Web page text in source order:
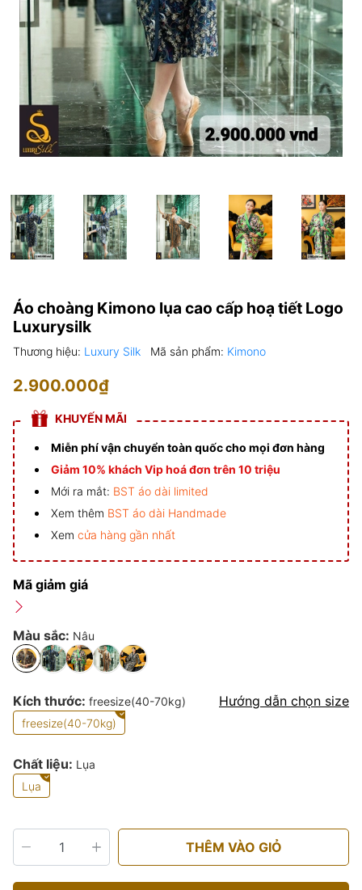
Áo choàng Kimono lụa cao cấp hoạ tiết Logo
Luxurysilk
Thương hiệu: Luxury Silk Mã sản phẩm: Kimono
2.900.000₫
KHUYẾN MÃI
Miễn phí vận chuyển toàn quốc cho mọi đơn hàng
Giảm 10% khách Vip hoá đơn trên 10 triệu
Mới ra mắt: BST áo dài limited
Xem thêm BST áo dài Handmade
Xem cửa hàng gần nhất
Mã giảm giá
Màu sắc: Nâu
Kích thước: freesize(40-70kg) Hướng dẫn chọn size
freesize(40-70kg)
Chất liệu: Lụa
Lụa
THÊM VÀO GIỎ